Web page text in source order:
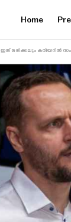
Home
ഇത് ഒരിക്കലും കരിയറിൽ